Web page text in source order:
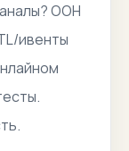
OOH
ивенты